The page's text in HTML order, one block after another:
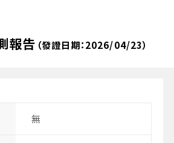
報告 （發證日期：2026/04/23）
無